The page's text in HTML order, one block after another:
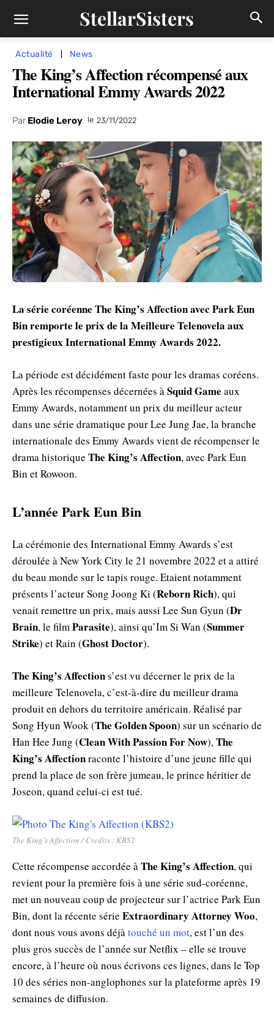
StellarSisters
Actualité News
The King’s Affection récompensé aux
International Emmy Awards 2022
Par Elodie Leroy le 23/11/2022
La série coréenne The King’s Affection avec Park Eun
Bin remporte le prix de la Meilleure Telenovela aux
prestigieux International Emmy Awards 2022.
La période est décidément faste pour les dramas coréens.
Après les récompenses décernées à Squid Game aux
Emmy Awards, notamment un prix du meilleur acteur
dans une série dramatique pour Lee Jung Jae, la branche
internationale des Emmy Awards vient de récompenser le
drama historique The King’s Affection, avec Park Eun
Bin et Rowoon.
L’année Park Eun Bin
La cérémonie des International Emmy Awards s’est
déroulée à New York City le 21 novembre 2022 et a attiré
du beau monde sur le tapis rouge. Etaient notamment
présents l’acteur Song Joong Ki (Reborn Rich), qui
venait remettre un prix, mais aussi Lee Sun Gyun (Dr
Brain, le film Parasite), ainsi qu’Im Si Wan (Summer
Strike) et Rain (Ghost Doctor).
The King’s Affections’est vu décerner le prix de la
meilleure Telenovela, c’est-à-dire du meilleur drama
produit en dehors du territoire américain. Réalisé par
Song Hyun Wook (The Golden Spoon) sur un scénario de
Han Hee Jung (Clean With Passion For Now), The
King’s Affectionraconte l’histoire d’une jeune fille qui
prend la place de son frère jumeau, le prince héritier de
Joseon, quand celui-ci est tué.
The King’s Affection / Credits : KBS2
Cette récompense accordée à The King’s Affection, qui
revient pour la première fois à une série sud-coréenne,
met un nouveau coup de projecteur sur l’actrice Park Eun
Bin, dont la récente série Extraordinary Attorney Woo,
dont nous vous avons déjà touché un mot, est l’un des
plus gros succès de l’année sur Netflix – elle se trouve
encore, à l’heure où nous écrivons ces lignes, dans le Top
10 des séries non-anglophones sur la plateforme après 19
semaines de diffusion.